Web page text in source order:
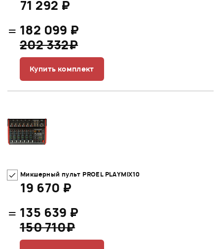
71 292 ₽
= 182 099 ₽
202 332₽
Купить комплект
Микшерный пульт PROEL PLAYMIX10
19 670 ₽
= 135 639 ₽
150 710₽